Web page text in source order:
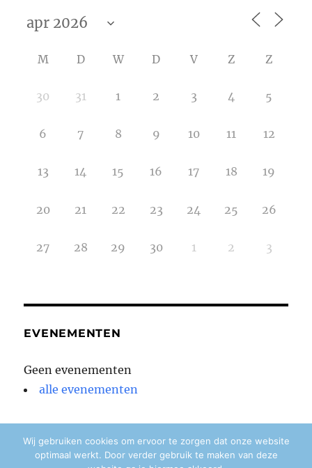
M D W D V Z Z
30 31 1 2 3 4 5
6 7 8 9 10 11 12
13 14 15 16 17 18 19
20 21 22 23 24 25 26
27 28 29 30 1 2 3
EVENEMENTEN
Geen evenementen
alle evenementen
Wij gebruiken cookies om ervoor te zorgen dat onze website
optimaal werkt. Door verder gebruik te maken van deze